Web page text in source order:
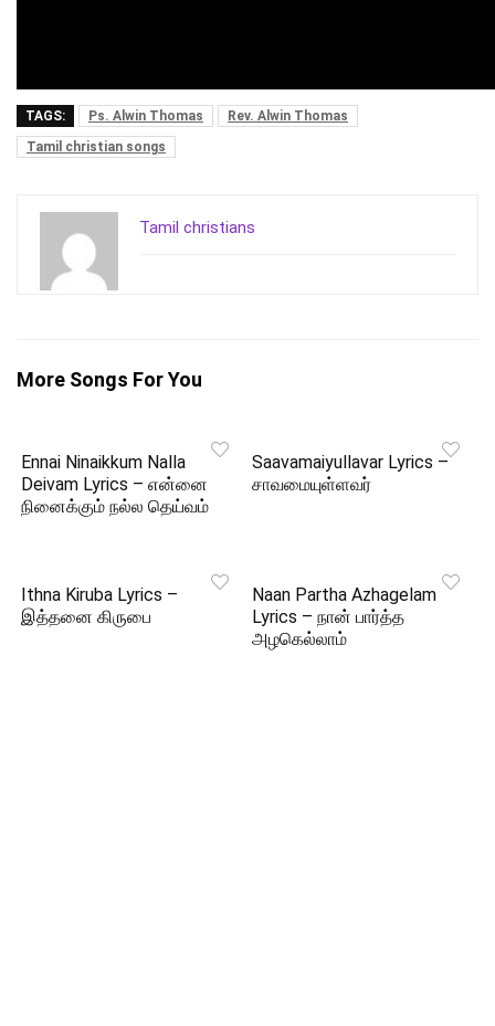
TAGS: Ps. Alwin Thomas
Rev. Alwin Thomas
Tamil christian songs
Tamil christians
More Songs For You
Ennai Ninaikkum Nalla
Deivam Lyrics – என்னை
நினைக்கும் நல்ல தெய்வம்
Saavamaiyullavar Lyrics –
சாவமையுள்ளவர்
Ithna Kiruba Lyrics –
இத்தனை கிருபை
Naan Partha Azhagelam
Lyrics – நான் பார்த்த
அழகெல்லாம்